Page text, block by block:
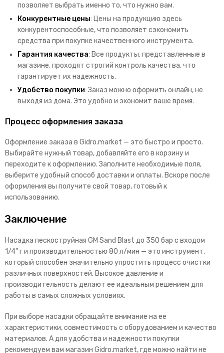
позволяет выбрать именно то, что нужно вам.
Конкурентные цены: Цены на продукцию здесь
конкурентоспособные, что позволяет сэкономить
средства при покупке качественного инструмента.
Гарантия качества: Все продукты, представленные в
магазине, проходят строгий контроль качества, что
гарантирует их надежность.
Удобство покупки: Заказ можно оформить онлайн, не
выходя из дома. Это удобно и экономит ваше время.
Процесс оформления заказа
Оформление заказа в Gidro.market — это быстро и просто.
Выбирайте нужный товар, добавляйте его в корзину и
переходите к оформлению. Заполните необходимые поля,
выберите удобный способ доставки и оплаты. Вскоре после
оформления вы получите свой товар, готовый к
использованию.
Заключение
Насадка пескоструйная GM Sand Blast до 350 бар с входом
1/4" г и производительностью 80 л/мин — это инструмент,
который способен значительно упростить процесс очистки
различных поверхностей. Высокое давление и
производительность делают ее идеальным решением для
работы в самых сложных условиях.
При выборе насадки обращайте внимание на ее
характеристики, совместимость с оборудованием и качество
материалов. А для удобства и надежности покупки
рекомендуем вам магазин Gidro.market, где можно найти не